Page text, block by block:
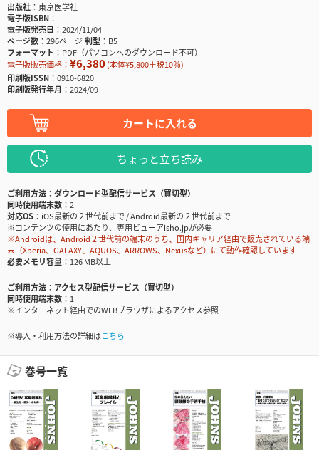
出版社
東京医学社
電子版ISBN
電子版発売日
2024/11/04
ページ数
296ページ判型
B5
フォーマット
PDF（パソコンへのダウンロード不可）
電子版販売価格： ¥6,380(本体¥5,800＋税10％)
印刷版ISSN
0910-6820
印刷版発行年月
2024/09
カートに入れる
ちょっと立ち読み
ご利用方法
ダウンロード型配信サービス（買切型）
同時使用端末数
2
対応OS
iOS最新の２世代前まで / Android最新の２世代前まで
※コンテンツの使用にあたり、専用ビューアisho.jpが必要
※Androidは、Android２世代前の端末のうち、国内キャリア経由で販売されている端
末（Xperia、GALAXY、AQUOS、ARROWS、Nexusなど）にて動作確認しています
必要メモリ容量
126 MB以上
ご利用方法
アクセス型配信サービス（買切型）
同時使用端末数
1
※インターネット経由でのWEBブラウザによるアクセス参照
※導入・利用方法の詳細はこちら
巻号一覧